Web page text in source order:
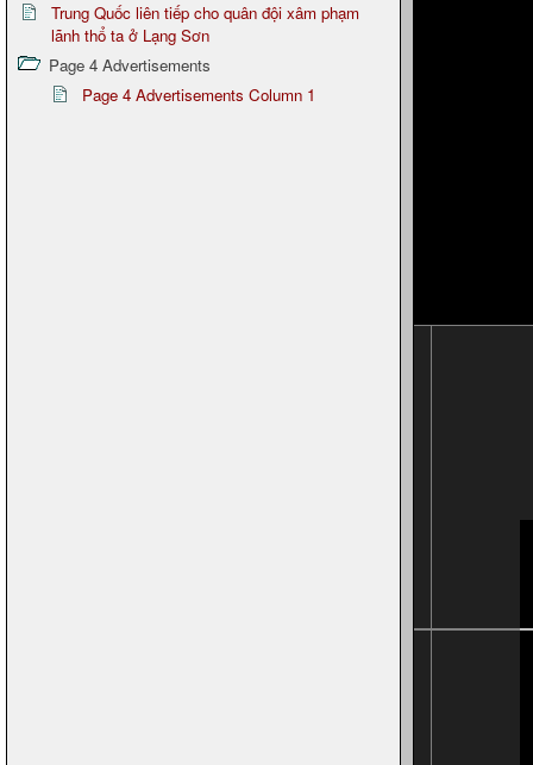
Trung Quốc liên tiếp cho quân đội xâm phạm
lãnh thổ ta ở Lạng Sơn
Page 4 Advertisements
Page 4 Advertisements Column 1